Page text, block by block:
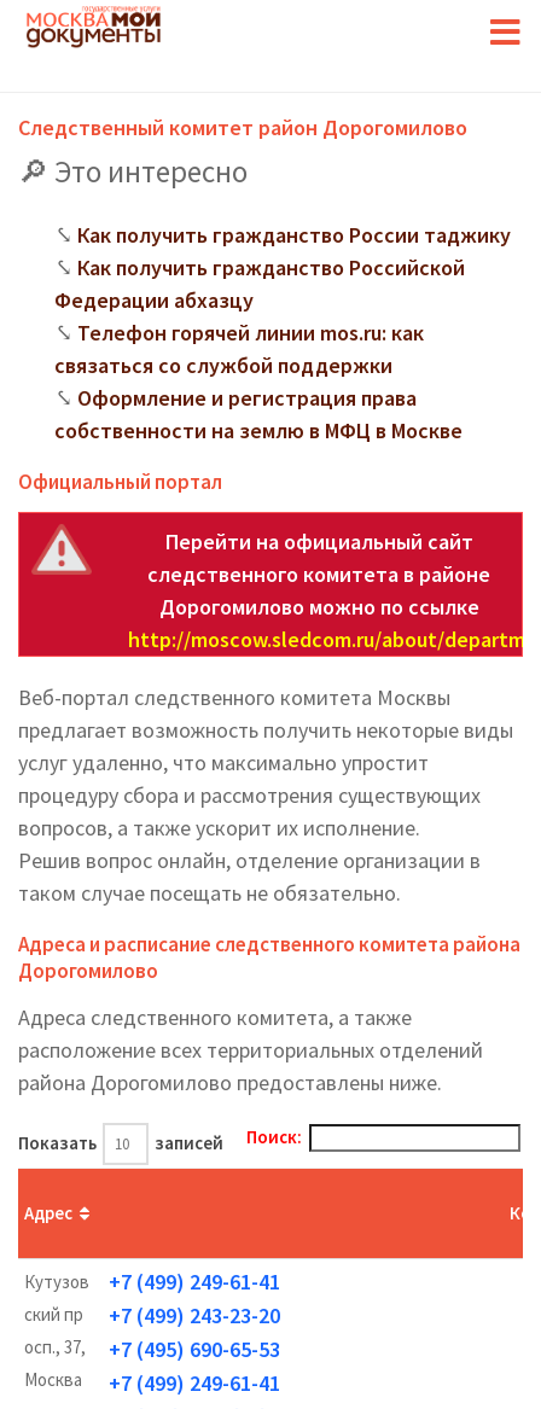
Следственный комитет район Дорогомилово
Это интересно
Как получить гражданство России таджику
Как получить гражданство Российской
Федерации абхазцу
Телефон горячей линии mos.ru: как
связаться со службой поддержки
Оформление и регистрация права
собственности на землю в МФЦ в Москве
Официальный портал
Перейти на официальный сайт
следственного комитета в районе
Дорогомилово можно по ссылке
http://moscow.sledcom.ru/about/
Веб-портал следственного комитета Москвы
предлагает возможность получить некоторые виды
услуг удаленно, что максимально упростит
процедуру сбора и рассмотрения существующих
вопросов, а также ускорит их исполнение.
Решив вопрос онлайн, отделение организации в
таком случае посещать не обязательно.
Адреса и расписание следственного комитета района
Дорогомилово
Адреса следственного комитета, а также
расположение всех территориальных отделений
района Дорогомилово предоставлены ниже.
Показать записей Поиск:
Адрес
Кутузов
ский пр
осп., 37,
Москва
+7 (499) 249-61-41
+7 (499) 243-23-20
+7 (495) 690-65-53
+7 (499) 249-61-41